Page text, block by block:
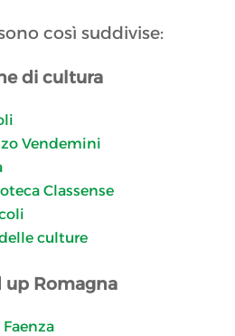
così suddivise:
di cultura
Vendemini
Classense
culture
up Romagna